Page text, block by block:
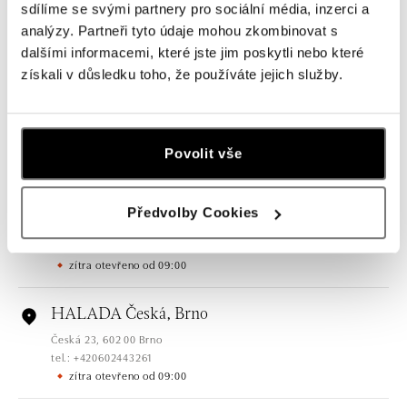
sdílíme se svými partnery pro sociální média, inzerci a
analýzy. Partneři tyto údaje mohou zkombinovat s
dalšími informacemi, které jste jim poskytli nebo které
získali v důsledku toho, že používáte jejich služby.
Povolit vše
Předvolby Cookies
Všechny Česko Slovensko
Pařížská 7, 110 00 Praha 1
tel.: +420724986111
zítra otevřeno od 10:00
HALADA Na Příkopě, Praha
zítra otevřeno od 09:00
HALADA Česká, Brno
Česká 23, 602 00 Brno
tel.: +420602443261
zítra otevřeno od 09:00